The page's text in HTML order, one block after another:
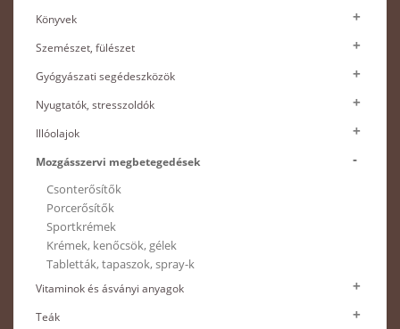
Könyvek
Szemészet, fülészet
Gyógyászati segédeszközök
Nyugtatók, stresszoldók
Illóolajok
Mozgásszervi megbetegedések
Csonterősítők
Porcerősítők
Sportkrémek
Krémek, kenőcsök, gélek
Tabletták, tapaszok, spray-k
Vitaminok és ásványi anyagok
Teák